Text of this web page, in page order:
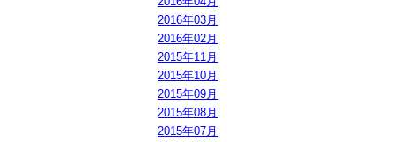
2016年03月
2016年02月
2015年11月
2015年10月
2015年09月
2015年08月
2015年07月